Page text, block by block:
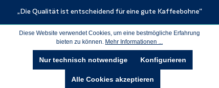
„Die Qualität ist entscheidend für eine gute Kaffeebohne“
Diese Website verwendet Cookies, um eine bestmögliche Erfahrung
bieten zu können. Mehr Informationen ...
Nur technisch notwendige Konfigurieren
Alle Cookies akzeptieren